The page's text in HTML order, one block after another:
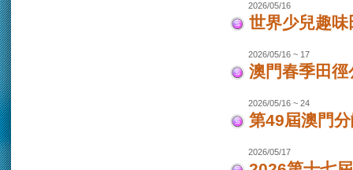
2026/05/16
世界少兒趣味
2026/05/16 ~ 17
澳門春季田徑
2026/05/16 ~ 24
第49屆澳門
2026/05/17